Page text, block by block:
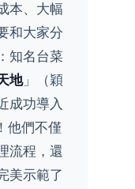
本、大幅
和大家分
知名台菜
地」（穎
成功導入
他們不僅
流程，還
美示範了